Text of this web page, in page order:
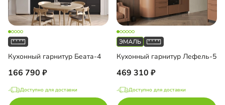
Кухонный гарнитур Беата-4
166 790
Доступно для доставки
Кухонный гарнитур Лефель-5
469 310
Доступно для доставки